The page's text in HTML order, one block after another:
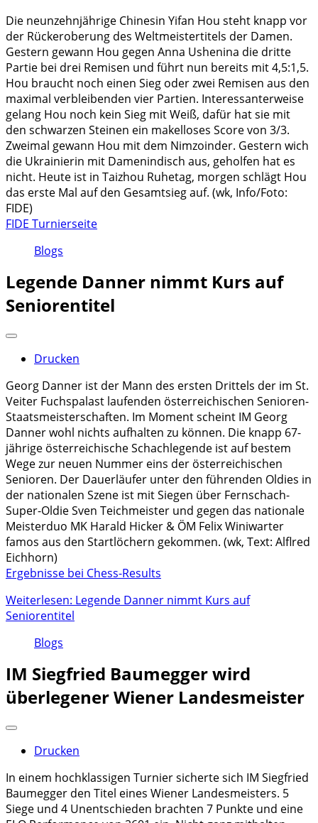
Die neunzehnjährige Chinesin Yifan Hou steht knapp vor
der Rückeroberung des Weltmeistertitels der Damen.
Gestern gewann Hou gegen Anna Ushenina die dritte
Partie bei drei Remisen und führt nun bereits mit 4,5:1,5.
Hou braucht noch einen Sieg oder zwei Remisen aus den
maximal verbleibenden vier Partien. Interessanterweise
gelang Hou noch kein Sieg mit Weiß, dafür hat sie mit
den schwarzen Steinen ein makelloses Score von 3/3.
Zweimal gewann Hou mit dem Nimzoinder. Gestern wich
die Ukrainierin mit Damenindisch aus, geholfen hat es
nicht. Heute ist in Taizhou Ruhetag, morgen schlägt Hou
das erste Mal auf den Gesamtsieg auf. (wk, Info/Foto:
FIDE)
FIDE Turnierseite
Blogs
Legende Danner nimmt Kurs auf
Seniorentitel
Drucken
Georg Danner ist der Mann des ersten Drittels der im St.
Veiter Fuchspalast laufenden österreichischen Senioren-
Staatsmeisterschaften. Im Moment scheint IM Georg
Danner wohl nichts aufhalten zu können. Die knapp 67-
jährige österreichische Schachlegende ist auf bestem
Wege zur neuen Nummer eins der österreichischen
Senioren. Der Dauerläufer unter den führenden Oldies in
der nationalen Szene ist mit Siegen über Fernschach-
Super-Oldie Sven Teichmeister und gegen das nationale
Meisterduo MK Harald Hicker & ÖM Felix Winiwarter
famos aus den Startlöchern gekommen. (wk, Text: Alflred
Eichhorn)
Ergebnisse bei Chess-Results
Weiterlesen: Legende Danner nimmt Kurs auf
Seniorentitel
Blogs
IM Siegfried Baumegger wird
überlegener Wiener Landesmeister
Drucken
In einem hochklassigen Turnier sicherte sich IM Siegfried
Baumegger den Titel eines Wiener Landesmeisters. 5
Siege und 4 Unentschieden brachten 7 Punkte und eine